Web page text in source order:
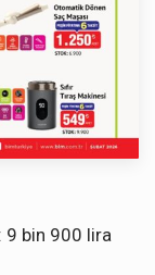
9 bin 900 lira